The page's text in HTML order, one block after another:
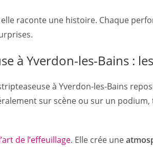
raconte une histoire. Chaque
à Yverdon-les-Bains :
à Yverdon-les-Bains
sur scène ou sur un
de l’effeuillage. Elle crée une